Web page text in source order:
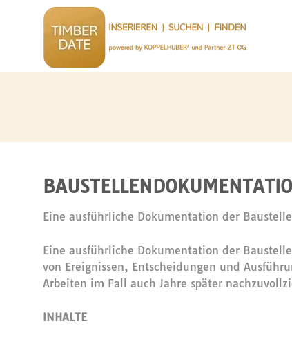
Eine ausführliche Dokumentation der
Eine ausführliche Dokumentation der
von Ereignissen, Entscheidungen und
Arbeiten im Fall auch Jahre später
INHALTE